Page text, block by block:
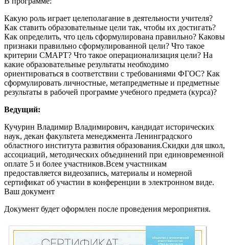
Какую роль играет целеполагание в деятельности учителя?
Как ставить образовательные цели так, чтобы их достигать?
Как определить, что цель сформулирована правильно? Каковы
признаки правильно сформулированной цели? Что такое
критерии СМАРТ? Что такое операционализация цели? На
какие образовательные результаты необходимо
ориентироваться в соответствии с требованиями ФГОС? Как
сформулировать личностные, метапредметные и предметные
результаты в рабочей программе учебного предмета (курса)?
Ведущий:
Кучурин Владимир Владимирович, кандидат исторических
наук, декан факультета менеджмента Ленинградского
областного института развития образования.Скидки для школ,
ассоциаций, методических объединений при единовременной
оплате 5 и более участников.Всем участникам
предоставляется видеозапись, материалы и номерной
сертификат об участии в конференции в электронном виде.
Ваш документ
Документ будет оформлен после проведения мероприятия.